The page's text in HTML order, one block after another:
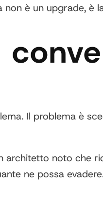
è un upgrade, è
Il problema è
noto che
ne possa